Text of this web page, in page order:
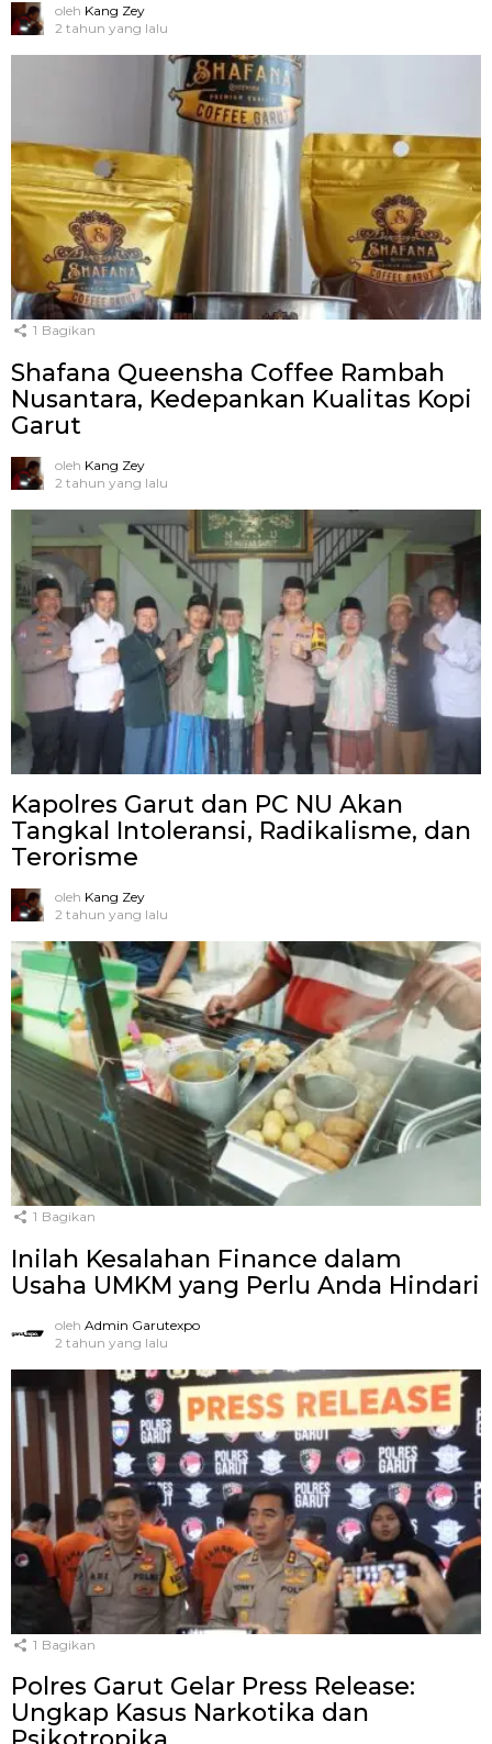
oleh Kang Zey
2 tahun yang lalu
1 Bagikan
Shafana Queensha Coffee Rambah
Nusantara, Kedepankan Kualitas Kopi
Garut
oleh Kang Zey
2 tahun yang lalu
Kapolres Garut dan PC NU Akan
Tangkal Intoleransi, Radikalisme, dan
Terorisme
oleh Kang Zey
2 tahun yang lalu
1 Bagikan
Inilah Kesalahan Finance dalam
Usaha UMKM yang Perlu Anda Hindari
oleh Admin Garutexpo
2 tahun yang lalu
1 Bagikan
Polres Garut Gelar Press Release:
Ungkap Kasus Narkotika dan